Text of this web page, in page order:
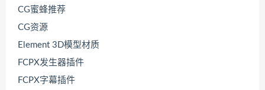
CG蜜蜂推荐
CG资源
Element 3D模型材质
FCPX发生器插件
FCPX字幕插件